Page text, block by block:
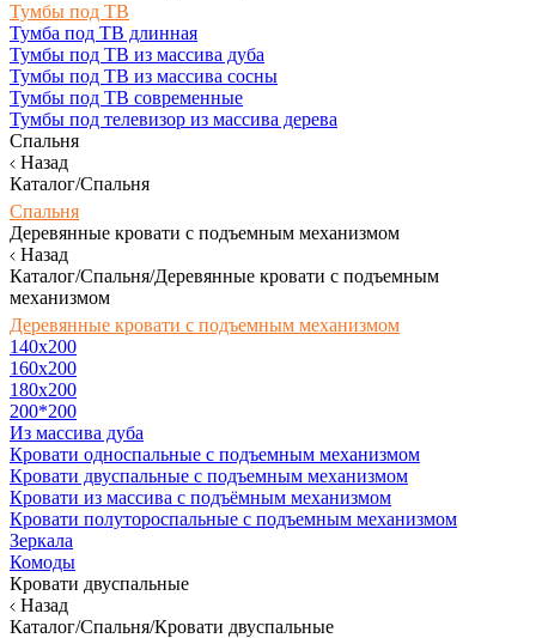
Тумбы под ТВ
Тумба под ТВ длинная
Тумбы под ТВ из массива дуба
Тумбы под ТВ из массива сосны
Тумбы под ТВ современные
Тумбы под телевизор из массива дерева
Спальня
Назад
Каталог/Спальня
Спальня
Деревянные кровати с подъемным механизмом
Назад
Каталог/Спальня/Деревянные кровати с подъемным
механизмом
Деревянные кровати с подъемным механизмом
140x200
160х200
180х200
200*200
Из массива дуба
Кровати односпальные с подъемным механизмом
Кровати двуспальные с подъемным механизмом
Кровати из массива с подъёмным механизмом
Кровати полутороспальные с подъемным механизмом
Зеркала
Комоды
Кровати двуспальные
Назад
Каталог/Спальня/Кровати двуспальные